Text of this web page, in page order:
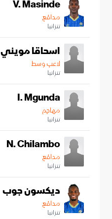
V. Masinde
مدافع
تنزانيا
اسحاقا مويني
لاعب وسط
تنزانيا
I. Mgunda
مهاجم
تنزانيا
N. Chilambo
مدافع
تنزانيا
ديكسون جوب
مدافع
تنزانيا